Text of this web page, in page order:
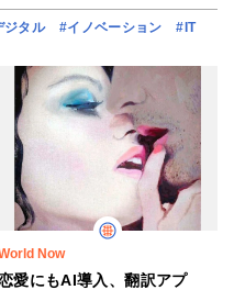
ジタル #イノベーション #IT
Now
愛にもAI導入、翻訳アプ